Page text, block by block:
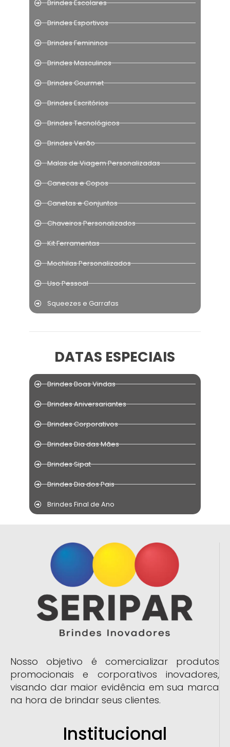
Brindes Escolares
Brindes Esportivos
Brindes Femininos
Brindes Masculinos
Brindes Gourmet
Brindes Escritórios
Brindes Tecnológicos
Brindes Verão
Malas de Viagem Personalizadas
Canecas e Copos
Canetas e Conjuntos
Chaveiros Personalizados
Kit Ferramentas
Mochilas Personalizados
Uso Pessoal
Squeezes e Garrafas
DATAS ESPECIAIS
Brindes Boas Vindas
Brindes Aniversariantes
Brindes Corporativos
Brindes Dia das Mães
Brindes Sipat
Brindes Dia dos Pais
Brindes Final de Ano
Nosso objetivo é comercializar produtos
promocionais e corporativos inovadores,
visando dar maior evidência em sua marca
na hora de brindar seus clientes.
Institucional